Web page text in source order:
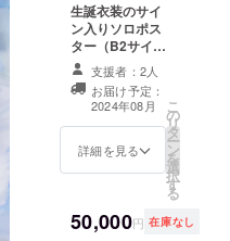
生誕衣装のサイ
ン入りソロポス
ター（B2サイズ/
1枚）・お手紙 ※
ニックネームを
備考欄に記載く
ださい。
支援者：2人
お届け予定：
2024年08月
詳細を見る
こ
の
リ
タ
ー
ン
を
選
択
す
る
50,000円 在庫なし